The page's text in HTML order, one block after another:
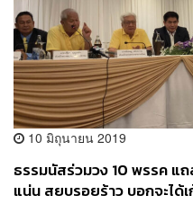
10 มิถุนายน 2019
ธรรมนัสร่วมวง 10 พรรค แ
แน่น สยบรอยร้าว บอกจะได้